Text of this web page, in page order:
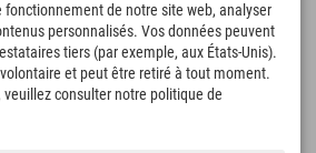
et
4.634 km
Pistes de ski et de
fonctionnement de notre site web, analyser
personnalisés. Vos données peuvent
tiers (par exemple, aux États-Unis).
et peut être retiré à tout moment.
consulter notre politique de